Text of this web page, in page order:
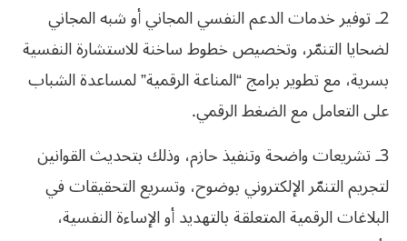
2ـ توفير خدمات الدعم النفسي المجاني أو شبه المجاني
لضحايا التنمّر، وتخصيص خطوط ساخنة للاستشارة النفسية
بسرية، مع تطوير برامج “المناعة الرقمية” لمساعدة الشباب
على التعامل مع الضغط الرقمي.
3ـ تشريعات واضحة وتنفيذ حازم، وذلك بتحديث القوانين
لتجريم التنمّر الإلكتروني بوضوح، وتسريع التحقيقات في
البلاغات الرقمية المتعلقة بالتهديد أو الإساءة النفسية،